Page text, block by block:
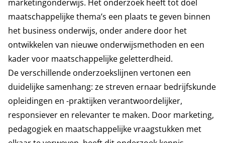
marketingonderwijs. Het onderzoek heeft tot doel
maatschappelijke thema’s een plaats te geven binnen
het business onderwijs, onder andere door het
ontwikkelen van nieuwe onderwijsmethoden en een
kader voor maatschappelijke geletterdheid.
De verschillende onderzoekslijnen vertonen een
duidelijke samenhang: ze streven ernaar bedrijfskunde
opleidingen en -praktijken verantwoordelijker,
responsiever en relevanter te maken. Door marketing,
pedagogiek en maatschappelijke vraagstukken met